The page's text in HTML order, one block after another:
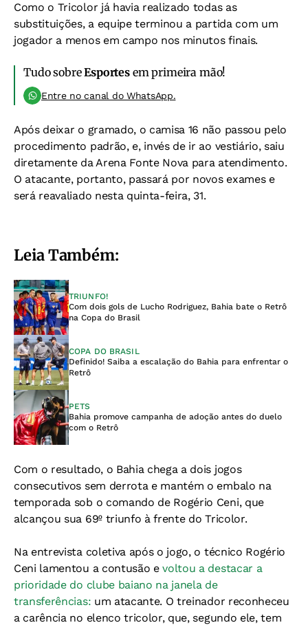
Como o Tricolor já havia realizado todas as
substituições, a equipeterminou a partida com um
jogador a menos em campo nos minutos finais.
Tudo sobreEsportesem primeira mão!
Entre no canal do WhatsApp.
Após deixar o gramado, o camisa 16 não passou pelo
procedimento padrão, e, invés de ir ao vestiário, saiu
diretamente da Arena Fonte Nova para atendimento.
O atacante, portanto, passará por novos exames e
será reavaliado nesta quinta-feira, 31.
Leia Também:
TRIUNFO!
Com dois gols de Lucho Rodriguez, Bahia bate o Retrô
na Copa do Brasil
COPA DO BRASIL
Definido! Saiba a escalação do Bahia para enfrentar o
Retrô
PETS
Bahia promove campanha de adoção antes do duelo
com o Retrô
Com o resultado, o Bahia chega a dois jogos
consecutivos sem derrota e mantém o embalo na
temporada sob o comando de Rogério Ceni, que
alcançou sua 69º triunfo à frente do Tricolor.
Na entrevista coletiva após o jogo, o técnico Rogério
Ceni lamentou a contusão evoltou a destacar a
prioridade do clube baiano na janela de
transferências: um atacante. O treinador reconheceu
a carência no elenco tricolor, que, segundo ele, tem